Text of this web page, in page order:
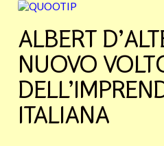
ALBERT
NUOVO
ITALIANA